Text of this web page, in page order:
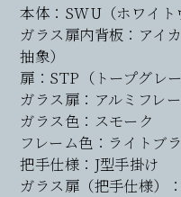
本体：SWU（ホワイト
ガラス扉内背板：アイ
抽象）
扉：STP（トープグレー
ガラス扉：アルミフレ
ガラス色：スモーク
フレーム色：ライトブ
把手仕様：J型手掛け
ガラス扉（把手仕様）